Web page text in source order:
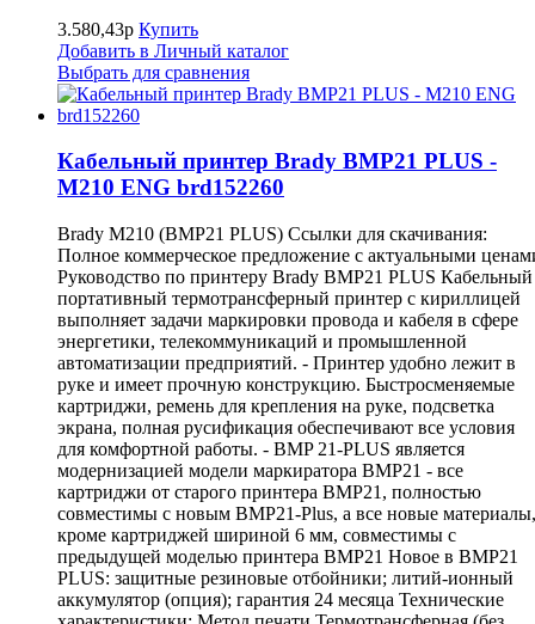
3.580,43р Купить
Добавить в Личный каталог
Выбрать для сравнения
Кабельный принтер Brady BMP21 PLUS -
M210 ENG brd152260
Brady M210 (BMP21 PLUS) Ссылки для скачивания:
Полное коммерческое предложение с актуальными
Руководство по принтеру Brady BMP21 PLUS Кабельный
портативный термотрансферный принтер с кириллицей
выполняет задачи маркировки провода и кабеля в сфере
энергетики, телекоммуникаций и промышленной
автоматизации предприятий. - Принтер удобно лежит в
руке и имеет прочную конструкцию. Быстросменяемые
картриджи, ремень для крепления на руке, подсветка
экрана, полная русификация обеспечивают все условия
для комфортной работы. - BMP 21-PLUS является
модернизацией модели маркиратора ВМР21 - все
картриджи от старого принтера BMP21, полностью
совместимы с новым BMP21-Plus, а все новые материалы,
кроме картриджей шириной 6 мм, совместимы с
предыдущей моделью принтера BMP21 Новое в BMP21
PLUS: защитные резиновые отбойники; литий-ионный
аккумулятор (опция); гарантия 24 месяца Технические